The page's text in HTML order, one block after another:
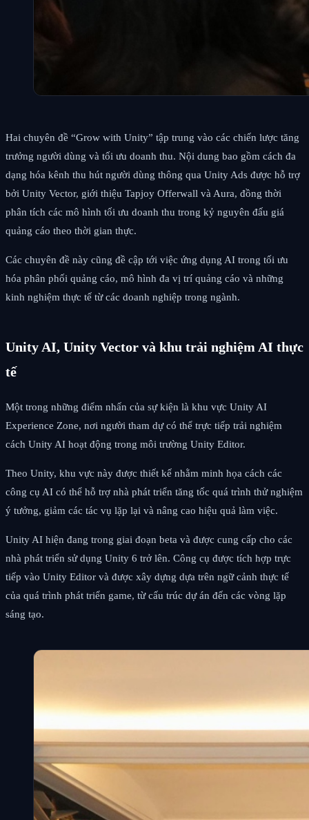
Hai chuyên đề “Grow with Unity” tập trung vào các chiến lược tăng
trưởng người dùng và tối ưu doanh thu. Nội dung bao gồm cách đa
dạng hóa kênh thu hút người dùng thông qua Unity Ads được hỗ trợ
bởi Unity Vector, giới thiệu Tapjoy Offerwall và Aura, đồng thời
phân tích các mô hình tối ưu doanh thu trong kỷ nguyên đấu giá
quảng cáo theo thời gian thực.
Các chuyên đề này cũng đề cập tới việc ứng dụng AI trong tối ưu
hóa phân phối quảng cáo, mô hình đa vị trí quảng cáo và những
kinh nghiệm thực tế từ các doanh nghiệp trong ngành.
Unity AI, Unity Vector và khu trải nghiệm AI thực
tế
Một trong những điểm nhấn của sự kiện là khu vực Unity AI
Experience Zone, nơi người tham dự có thể trực tiếp trải nghiệm
cách Unity AI hoạt động trong môi trường Unity Editor.
Theo Unity, khu vực này được thiết kế nhằm minh họa cách các
công cụ AI có thể hỗ trợ nhà phát triển tăng tốc quá trình thử nghiệm
ý tưởng, giảm các tác vụ lặp lại và nâng cao hiệu quả làm việc.
Unity AI hiện đang trong giai đoạn beta và được cung cấp cho các
nhà phát triển sử dụng Unity 6 trở lên. Công cụ được tích hợp trực
tiếp vào Unity Editor và được xây dựng dựa trên ngữ cảnh thực tế
của quá trình phát triển game, từ cấu trúc dự án đến các vòng lặp
sáng tạo.